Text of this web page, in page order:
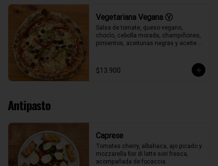
Vegetariana Vegana Ⓥ
Salsa de tomate, queso vegano,
choclo, cebolla morada, champiñones,
pimientos, aceitunas negras y aceite
$13.900
Antipasto
Caprese
Tomates cherry, albahaca, ajo picado y
mozzarella fior di latte sori fresca,
acompañada de focaccia.